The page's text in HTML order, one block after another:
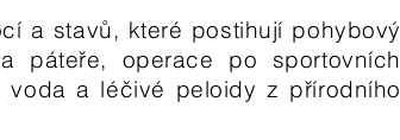
a stavů, které postihují pohybový
páteře, operace po sportovních
voda a léčivé peloidy z přírodního